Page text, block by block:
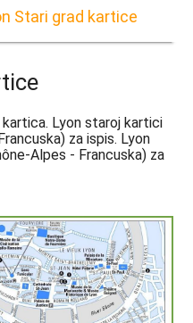
Stari grad kartice
Lyon staroj kartici
za ispis. Lyon
Alpes - Francuska) za